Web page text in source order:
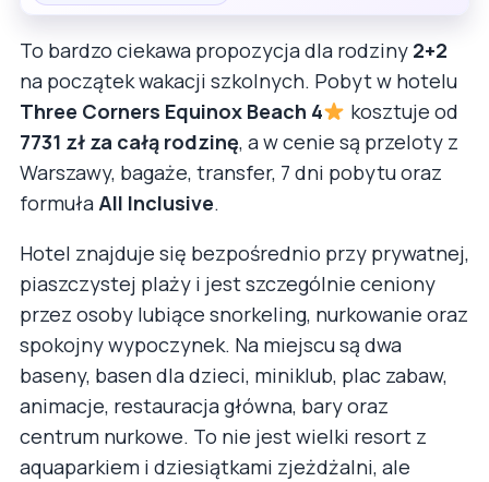
To bardzo ciekawa propozycja dla rodziny 2+2
na początek wakacji szkolnych. Pobyt w hotelu
Three Corners Equinox Beach 4
kosztuje od
7731 zł za całą rodzinę, a w cenie są przeloty z
Warszawy, bagaże, transfer, 7 dni pobytu oraz
formuła All Inclusive.
Hotel znajduje się bezpośrednio przy prywatnej,
piaszczystej plaży i jest szczególnie ceniony
przez osoby lubiące snorkeling, nurkowanie oraz
spokojny wypoczynek. Na miejscu są dwa
baseny, basen dla dzieci, miniklub, plac zabaw,
animacje, restauracja główna, bary oraz
centrum nurkowe. To nie jest wielki resort z
aquaparkiem i dziesiątkami zjeżdżalni, ale